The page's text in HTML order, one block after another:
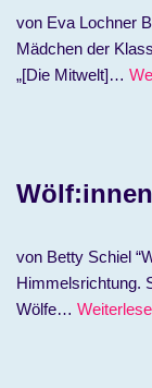
von Eva Lochner
Mädchen der
„[Die Mitwelt]…
von Betty Schiel
Himmelsrichtung.
Wölfe…